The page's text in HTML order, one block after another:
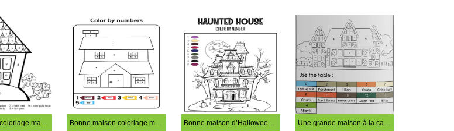
Maison facile coloriage magique Bonne maison coloriage magique Bonne maison d’Halloween coloriage magique Une grande maison à la campagne Colorier par numéro